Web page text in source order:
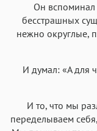
Он
бесстрашных
нежно округлые,
И думал: «А для
И то, что мы
переделываем